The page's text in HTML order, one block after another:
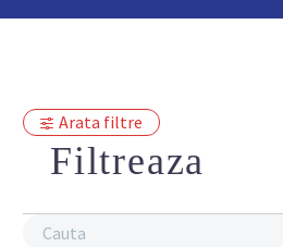
Arata filtre
Filtreaza